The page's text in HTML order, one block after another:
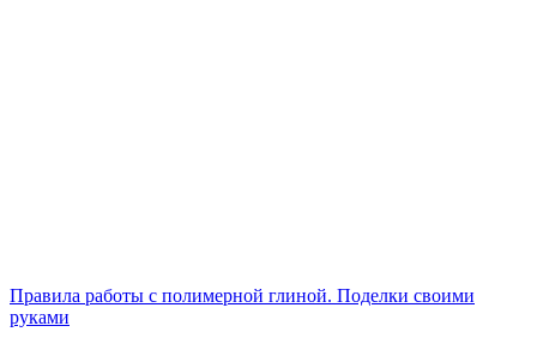
Правила работы с полимерной глиной. Поделки своими
руками